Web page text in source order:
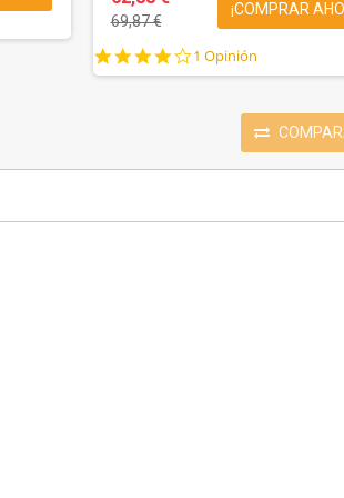
69,87 €
¡COMPRAR
4.0
star
1 Opinión